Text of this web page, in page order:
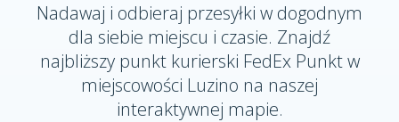
Nadawaj i odbieraj przesyłki w dogodnym
dla siebie miejscu i czasie. Znajdź
najbliższy punkt kurierski FedEx Punkt w
miejscowości Luzino na naszej
interaktywnej mapie.